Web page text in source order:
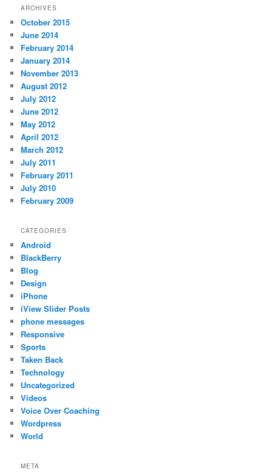
ARCHIVES
October 2015
June 2014
February 2014
January 2014
November 2013
August 2012
July 2012
June 2012
May 2012
April 2012
March 2012
July 2011
February 2011
July 2010
February 2009
CATEGORIES
Android
BlackBerry
Blog
Design
iPhone
iView Slider Posts
phone messages
Responsive
Sports
Taken Back
Technology
Uncategorized
Videos
Voice Over Coaching
Wordpress
World
META